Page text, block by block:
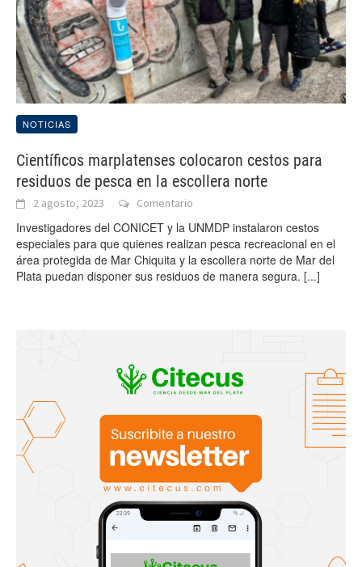
NOTICIAS
Científicos marplatenses colocaron cestos para
residuos de pesca en la escollera norte
2 agosto, 2023 Comentario
Investigadores del CONICET y la UNMDP instalaron cestos
especiales para que quienes realizan pesca recreacional en el
área protegida de Mar Chiquita y la escollera norte de Mar del
Plata puedan disponer sus residuos de manera segura. [...]